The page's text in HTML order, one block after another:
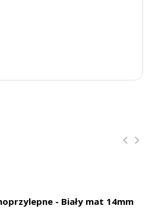
- Biały mat 14mm